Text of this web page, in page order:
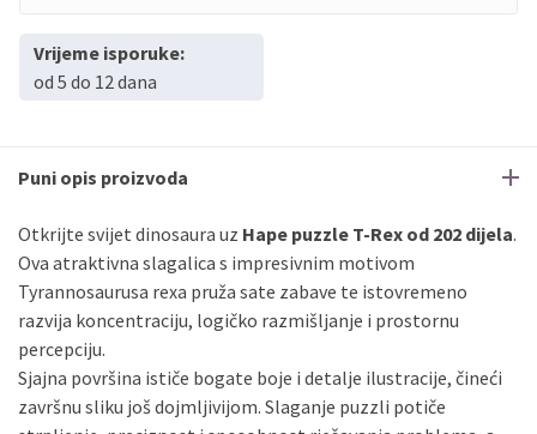
Vrijeme isporuke:
od 5 do 12 dana
Puni opis proizvoda
Otkrijte svijet dinosaura uz Hape puzzle T-Rex od 202 dijela.
Ova atraktivna slagalica s impresivnim motivom
Tyrannosaurusa rexa pruža sate zabave te istovremeno
razvija koncentraciju, logičko razmišljanje i prostornu
percepciju.
Sjajna površina ističe bogate boje i detalje ilustracije, čineći
završnu sliku još dojmljivijom. Slaganje puzzli potiče